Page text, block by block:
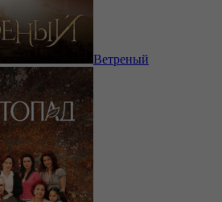
Ветреный